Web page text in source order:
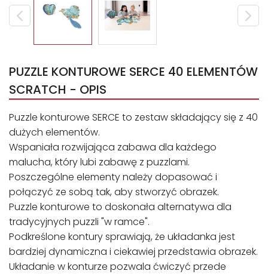
PUZZLE KONTUROWE SERCE 40 ELEMENTÓW
SCRATCH - OPIS
Puzzle konturowe SERCE to zestaw składający się z 40
dużych elementów.
Wspaniała rozwijająca zabawa dla każdego
malucha, który lubi zabawę z puzzlami.
Poszczególne elementy należy dopasować i
połączyć ze sobą tak, aby stworzyć obrazek.
Puzzle konturowe to doskonała alternatywa dla
tradycyjnych puzzli "w ramce".
Podkreślone kontury sprawiają, że układanka jest
bardziej dynamiczna i ciekawiej przedstawia obrazek.
Układanie w konturze pozwala ćwiczyć przede